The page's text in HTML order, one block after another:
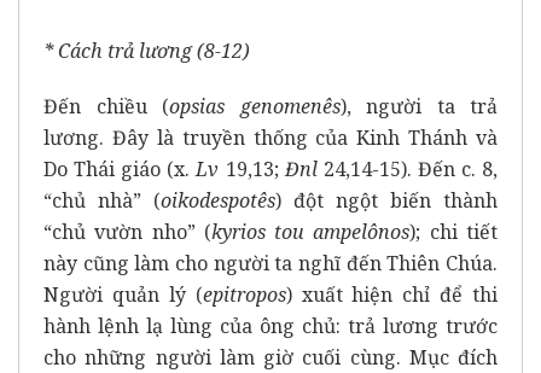
* Cách trả lương (8-12)
Đến chiều (opsias genomenês), người ta trả
lương. Đây là truyền thống của Kinh Thánh và
Do Thái giáo (x.Lv 19,13;Đnl24,14-15). Đến c. 8,
“chủ nhà” (oikodespotês) đột ngột biến thành
“chủ vườn nho” (kyrios tou ampelônos); chi tiết
này cũng làm cho người ta nghĩ đến Thiên Chúa.
Người quản lý (epitropos) xuất hiện chỉ để thi
hành lệnh lạ lùng của ông chủ: trả lương trước
cho những người làm giờ cuối cùng. Mục đích